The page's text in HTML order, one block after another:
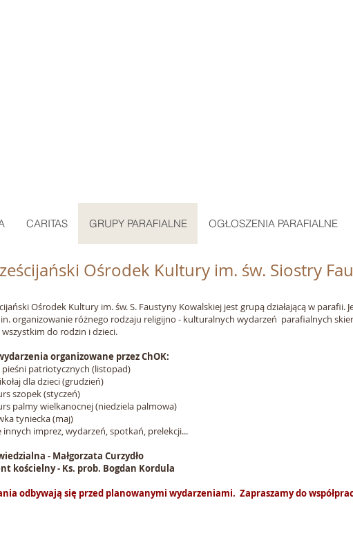
CARITAS GRUPY PARAFIALNE OGŁOSZENIA PARAFIALNE
Ośrodek Kultury im. św. Siostry
Ośrodek Kultury im. św. S. Faustyny Kowalskiej jest grupą działającą w parafii.
organizowanie różnego rodzaju religijno - kulturalnych wydarzeń parafialnych
wszystkim do rodzin i dzieci.
organizowane przez ChOK:
pieśni patriotycznych (listopad)
dla dzieci (grudzień)
szopek (styczeń)
palmy wielkanocnej (niedziela palmowa)
tyniecka (maj)
innych imprez, wydarzeń, spotkań, prelekcji...
- Małgorzata Curzydło
kościelny - Ks. prob. Bogdan Kordula
odbywają się przed planowanymi wydarzeniami. Zapraszamy do